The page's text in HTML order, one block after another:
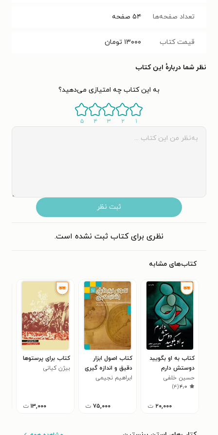
تعداد صفحه‌ها ۵۴ صفحه
قیمت کتاب ۱۳۰۰۰ تومان
نظر شما دربارهٔ این کتاب
به این کتاب چه امتیازی می‌دهید؟
۱ ۲ ۳ ۴ ۵
ثبت نظر
نظری برای کتاب ثبت نشده است.
کتاب‌های مشابه
کتاب به او بگویید
دوستش دارم
حسین خلفی
۴٫۰(۴)
۲۰,۰۰۰ ت
کتاب اصول ابزار
دقیق و اندازه گیری
ابراهیم نجیمی
۷۵,۰۰۰ ت
کتاب برای پرستوها
بیژن کیانی
۱۳,۰۰۰ ت